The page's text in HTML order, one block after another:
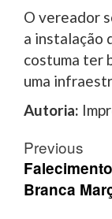
O vereador
a instalação
costuma ter
uma
Autoria:
Post
Previous
Branca